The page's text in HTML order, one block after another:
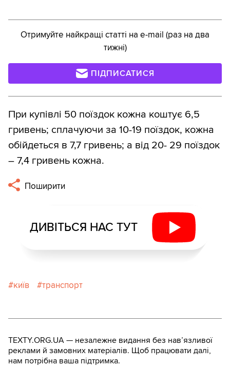
Отримуйте найкращі статті на e-mail (раз на два
тижні)
ПІДПИСАТИСЯ
При купівлі 50 поїздок кожна коштує 6,5
гривень; сплачуючи за 10-19 поїздок, кожна
обійдеться в 7,7 гривень; а від 20- 29 поїздок
– 7,4 гривень кожна.
Поширити
ДИВІТЬСЯ НАС ТУТ
київ транспорт
TEXTY.ORG.UA — незалежне видання без навʼязливої
реклами й замовних матеріалів. Щоб працювати далі,
нам потрібна ваша підтримка.